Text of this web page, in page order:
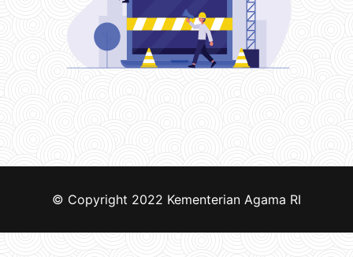
© Copyright 2022 Kementerian Agama RI